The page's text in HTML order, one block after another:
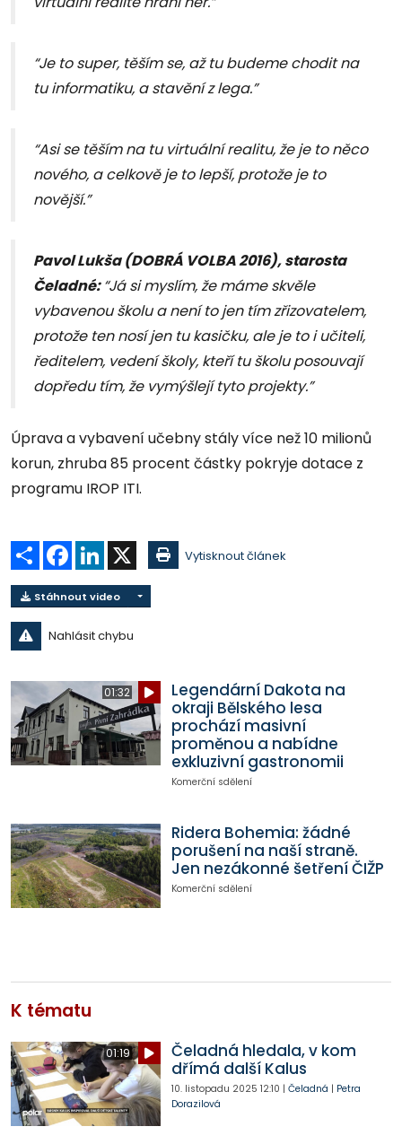
“Je to super, těším se, až tu budeme chodit na
tu informatiku, a stavění z lega.”
“Asi se těším na tu virtuální realitu, že je to něco
nového, a celkově je to lepší, protože je to
novější.”
Pavol Lukša (DOBRÁ VOLBA 2016), starosta
Čeladné:“Já si myslím, že máme skvěle
vybavenou školu a není to jen tím zřizovatelem,
protože ten nosí jen tu kasičku, ale je to i učiteli,
ředitelem, vedení školy, kteří tu školu posouvají
dopředu tím, že vymýšlejí tyto projekty.”
Úprava a vybavení učebny stály více než 10 milionů
korun, zhruba 85 procent částky pokryje dotace z
programu IROP ITI.
Sdílet Facebook
LinkedIn Vytisknout článek
Stáhnout video
Nahlásit chybu
01:32
Legendární Dakota na
okraji Bělského lesa
prochází masivní
proměnou a nabídne
exkluzivní gastronomii
Komerční sdělení
Ridera Bohemia: žádné
porušení na naší straně.
Jen nezákonné šetření ČIŽP
Komerční sdělení
K tématu
01:19
Čeladná hledala, v kom
dřímá další Kalus
10. listopadu 2025 12:10 | Čeladná | Petra
Dorazilová